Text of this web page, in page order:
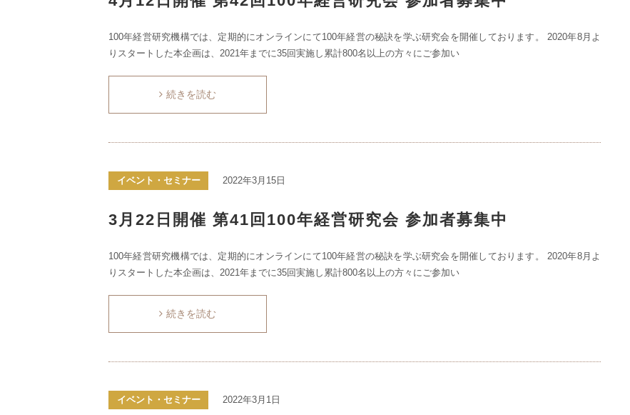
100年経営研究機構では、定期的にオンラインにて100年経営の秘訣を学ぶ研究会を開催しております。 2020年8月よ
りスタートした本企画は、2021年までに35回実施し累計800名以上の方々にご参加い
続きを読む
イベント・セミナー 2022年3月15日
3月22日開催 第41回100年経営研究会 参加者募集中
100年経営研究機構では、定期的にオンラインにて100年経営の秘訣を学ぶ研究会を開催しております。 2020年8月よ
りスタートした本企画は、2021年までに35回実施し累計800名以上の方々にご参加い
続きを読む
イベント・セミナー 2022年3月1日